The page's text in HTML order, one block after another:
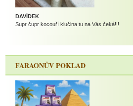
DAVÍDEK
Supr čupr kocouří klučina tu na Vás čeká!!!
FARAONŮV POKLAD